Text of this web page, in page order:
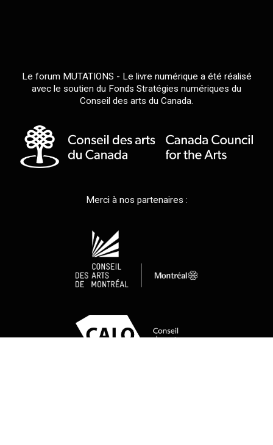
Le forum MUTATIONS - Le livre numérique a été réalisé
avec le soutien du Fonds Stratégies numériques du
Conseil des arts du Canada.
Merci à nos partenaires :